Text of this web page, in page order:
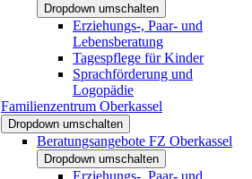
Dropdown umschalten
Erziehungs-, Paar- und
Lebensberatung
Tagespflege für Kinder
Sprachförderung und
Logopädie
Familienzentrum Oberkassel
Dropdown umschalten
Beratungsangebote FZ Oberkassel
Dropdown umschalten
Erziehungs-, Paar- und